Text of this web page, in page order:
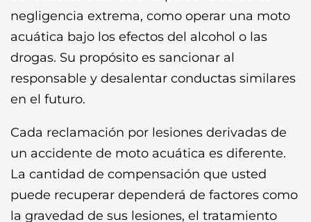
negligencia extrema, como operar una moto
acuática bajo los efectos del alcohol o las
drogas. Su propósito es sancionar al
responsable y desalentar conductas similares
en el futuro.
Cada reclamación por lesiones derivadas de
un accidente de moto acuática es diferente.
La cantidad de compensación que usted
puede recuperar dependerá de factores como
la gravedad de sus lesiones, el tratamiento